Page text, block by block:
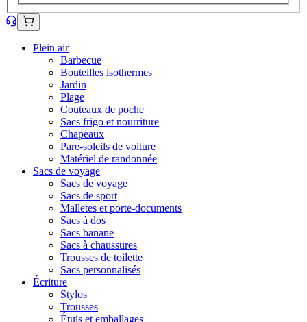
Plein air
Barbecue
Bouteilles isothermes
Jardin
Plage
Couteaux de poche
Sacs frigo et nourriture
Chapeaux
Pare-soleils de voiture
Matériel de randonnée
Sacs de voyage
Sacs de voyage
Sacs de sport
Malletes et porte-documents
Sacs à dos
Sacs banane
Sacs à chaussures
Trousses de toilette
Sacs personnalisés
Écriture
Stylos
Trousses
Étuis et emballages